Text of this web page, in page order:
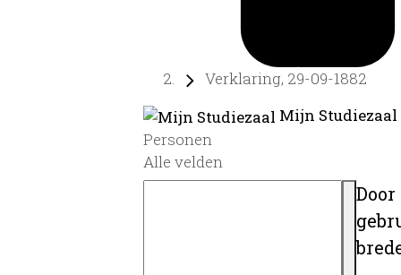
Verklaring, 29-09-1882
Mijn
Personen
Alle velden